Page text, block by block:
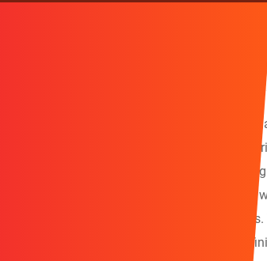
Stainless Steel Sheet Direct
high quality Stainless steel sheets are
amounts of other elements. Stainless steel is
in various industries and applications,
come in various grades,
resistant and suitable for marine
also vary, with options like a bright annealed